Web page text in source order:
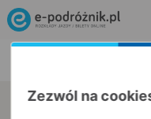
Lubin Legnica
Zezwól na